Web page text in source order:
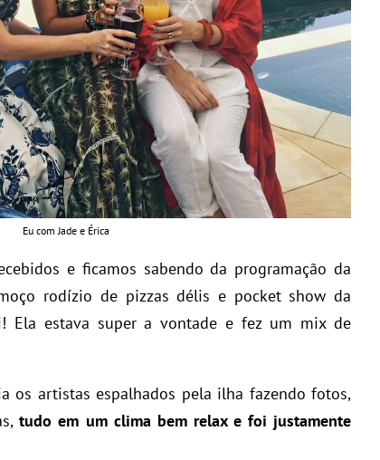
Eu com Jade e Érica
e ficamos sabendo da programação da
rodízio de pizzas délis e pocket show da
Ela estava super a vontade e fez um mix de
os artistas espalhados pela ilha fazendo fotos,
tudo em um clima bem relax e foi justamente